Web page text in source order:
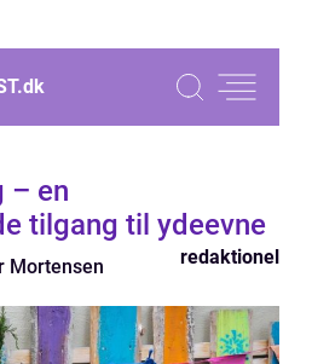
dk
– en
tilgang til ydeevne
Mortensen redaktionel